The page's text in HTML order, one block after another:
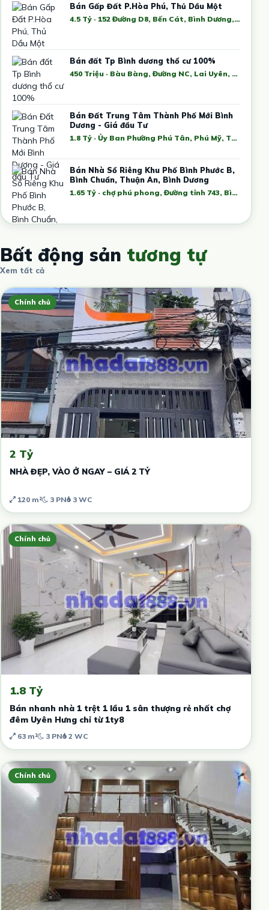
Bán Gấp Đất P.Hòa Phú, Thủ Dầu Một
4.5 Tỷ · 152 Đường D8, Bến Cát, Bình Dương, Việt Nam
Bán đất Tp Bình dương thổ cư 100%
450 Triệu · Bàu Bàng, Đường NC, Lai Uyên, Bến Cát, Bình Dương, Việt Nam
Bán Đất Trung Tâm Thành Phố Mới Bình
Dương - Giá đầu Tư
1.8 Tỷ · Ủy Ban Phường Phú Tân, Phú Mỹ, Thủ Dầu Một, Bình Dương, Việt Nam
Bán Nhà Sổ Riêng Khu Phố Bình Phước B,
Bình Chuẩn, Thuận An, Bình Dương
1.65 Tỷ · chợ phú phong, Đường tỉnh 743, Bình Chuẩn, Tân Uyên, Bình Dương, Việt Nam
Bất động sản tương tự
Xem tất cả
Chính chủ
2 Tỷ
NHÀ ĐẸP, VÀO Ở NGAY – GIÁ 2 TỶ
120 m² 3 PN 3 WC
Chính chủ
1.8 Tỷ
Bán nhanh nhà 1 trệt 1 lầu 1 sân thượng rẻ nhất chợ
đêm Uyên Hưng chỉ từ 1ty8
63 m² 3 PN 2 WC
Chính chủ